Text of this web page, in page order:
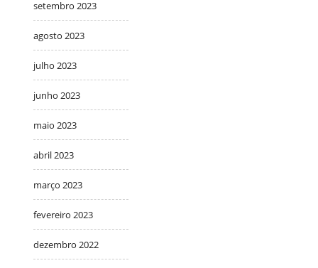
setembro 2023
agosto 2023
julho 2023
junho 2023
maio 2023
abril 2023
março 2023
fevereiro 2023
dezembro 2022